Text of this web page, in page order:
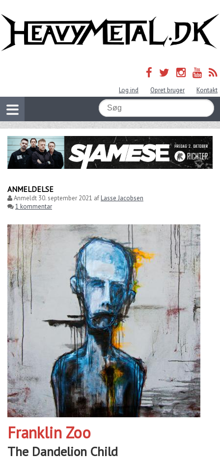
Log ind Opret bruger Kontakt
ANMELDELSE
Anmeldt 30. september 2021 afLasse Jacobsen
1 kommentar
Franklin Zoo
The Dandelion Child